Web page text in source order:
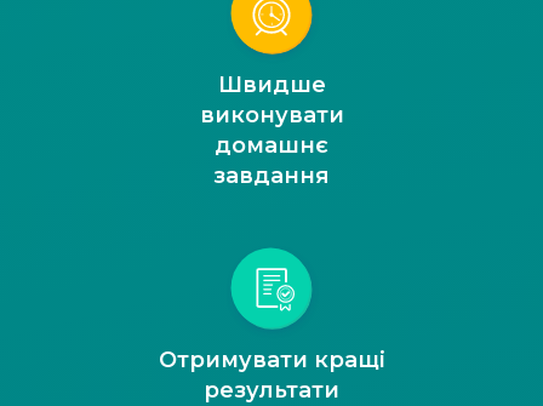
Швидше
виконувати
домашнє
завдання
Отримувати кращі
результати